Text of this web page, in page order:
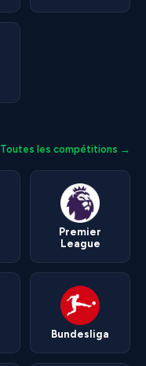
Toutes les compétitions →
Premier
League
Bundesliga